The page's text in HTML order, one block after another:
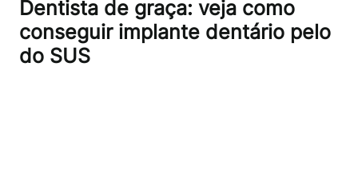
Dentista de graça: veja como
conseguir implante dentário pelo
do SUS